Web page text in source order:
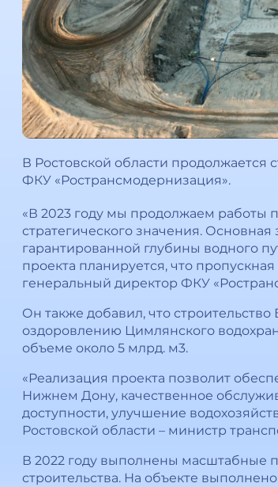
В Ростовской области продолжается
ФКУ «Ространсмодернизация».
«В 2023 году мы продолжаем работы
стратегического значения.
гарантированной глубины водного
проекта планируется, что пропускная
генеральный директор ФКУ
Он также добавил, что
оздоровлению Цимлянского
объеме около 5 млрд. м3.
«Реализация проекта позволит
Нижнем Дону, качественное
доступности, улучшение
Ростовской области – министр
В 2022 году выполнены масштабные
строительства. На объекте